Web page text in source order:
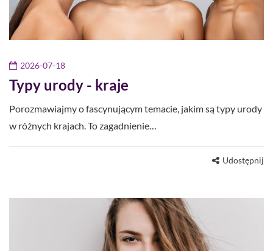
2026-07-18
Typy urody - kraje
Porozmawiajmy o fascynującym temacie, jakim są typy urody
w różnych krajach. To zagadnienie…
Udostępnij